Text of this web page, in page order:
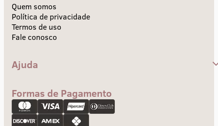
Quem somos
Política de privacidade
Termos de uso
Fale conosco
Ajuda
Troca e devolução
Pagamento
Formas de Pagamento